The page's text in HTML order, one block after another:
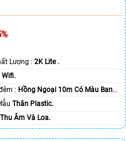
Lượng :2K Lite .
Wifi.
🌔 Hình ảnh ban đêm : Hồng Ngoại 10m Có Màu Ban
Thân Plastic.
:Thu Âm Và Loa.